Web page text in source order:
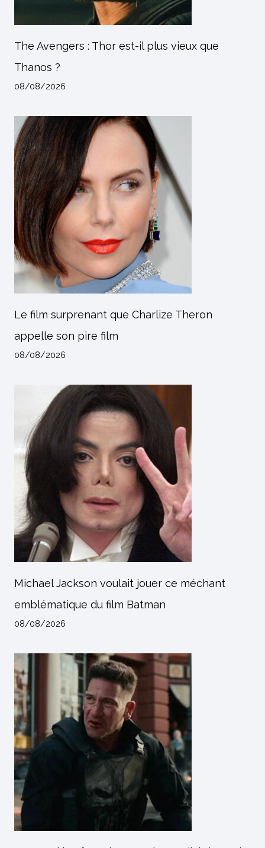
The Avengers : Thor est-il plus vieux que
Thanos ?
08/08/2026
Le film surprenant que Charlize Theron
appelle son pire film
08/08/2026
Michael Jackson voulait jouer ce méchant
emblématique du film Batman
08/08/2026